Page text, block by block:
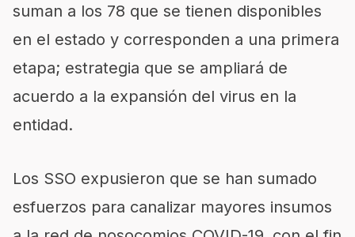
suman a los 78 que se tienen disponibles
en el estado y corresponden a una primera
etapa; estrategia que se ampliará de
acuerdo a la expansión del virus en la
entidad.
Los SSO expusieron que se han sumado
esfuerzos para canalizar mayores insumos